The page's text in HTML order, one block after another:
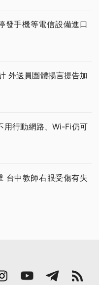
發手機等電信設備進口
外送員團體揚言提告加
用行動網路、Wi-Fi仍可
台中教師右眼受傷有失